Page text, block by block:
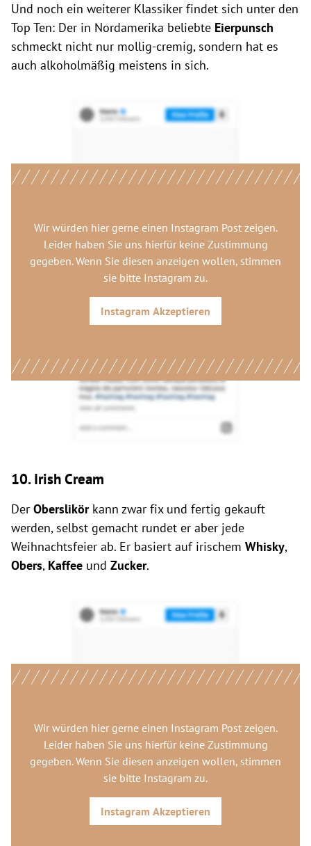
Und noch ein weiterer Klassiker findet sich unter den
Top Ten: Der in Nordamerika beliebte Eierpunsch
schmeckt nicht nur mollig-cremig, sondern hat es
auch alkoholmäßig meistens in sich.
Wir würden hier gerne einen Instagram Postzeigen.
Leider haben Sie uns hierfür keine Zustimmung
gegeben. Wenn Sie diesen anzeigen wollen, stimmen
sie bitte Instagram zu.
Instagram Akzeptieren
10. Irish Cream
Der Oberslikör kann zwar fix und fertig gekauft
werden, selbst gemacht rundet er aber jede
Weihnachtsfeier ab. Er basiert auf irischem Whisky,
Obers, Kaffee und Zucker.
Wir würden hier gerne einen Instagram Postzeigen.
Leider haben Sie uns hierfür keine Zustimmung
gegeben. Wenn Sie diesen anzeigen wollen, stimmen
sie bitte Instagram zu.
Instagram Akzeptieren